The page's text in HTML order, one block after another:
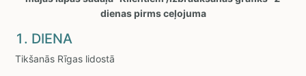
dienas pirms ceļojuma
1. DIENA
Tikšanās Rīgas lidostā